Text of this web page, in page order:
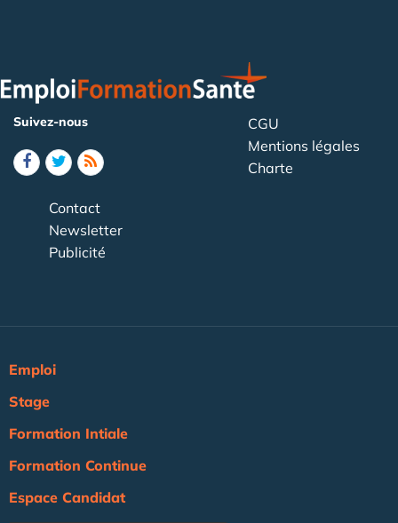
Suivez-nous
CGU
Mentions légales
Charte
Contact
Newsletter
Publicité
Emploi
Stage
Formation Intiale
Formation Continue
Espace Candidat